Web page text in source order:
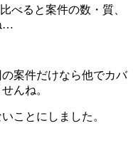
べると案件の数・質、
…
案件だけなら他でカバ
んね。
ことにしました。